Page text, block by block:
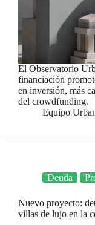
El Observatorio
financiación
en inversión, más
del crowdfunding.
Equipo
Deuda
Nuevo proyecto:
villas de lujo en la